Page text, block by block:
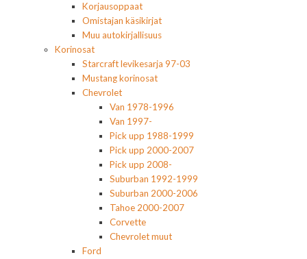
Korjausoppaat
Omistajan käsikirjat
Muu autokirjallisuus
Korinosat
Starcraft levikesarja 97-03
Mustang korinosat
Chevrolet
Van 1978-1996
Van 1997-
Pick upp 1988-1999
Pick upp 2000-2007
Pick upp 2008-
Suburban 1992-1999
Suburban 2000-2006
Tahoe 2000-2007
Corvette
Chevrolet muut
Ford